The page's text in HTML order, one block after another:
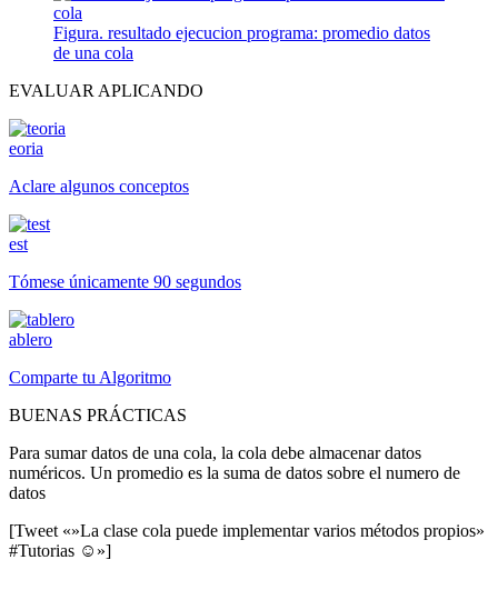
Figura. resultado ejecucion programa: promedio datos
de una cola
EVALUAR APLICANDO
eoria
Aclare algunos conceptos
est
Tómese únicamente 90 segundos
ablero
Comparte tu Algoritmo
BUENAS PRÁCTICAS
Para sumar datos de una cola, la cola debe almacenar datos
numéricos. Un promedio es la suma de datos sobre el numero de
datos
[Tweet «»La clase cola puede implementar varios métodos propios»
#Tutorias ☺»]